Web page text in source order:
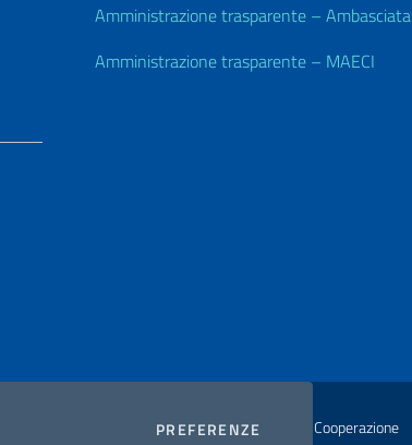
PREFERENZE COOKIES
Amministrazione trasparente – Ambasciata
Amministrazione trasparente – MAECI
2026 Copyright Ministero degli Affari Esteri e della Cooperazione